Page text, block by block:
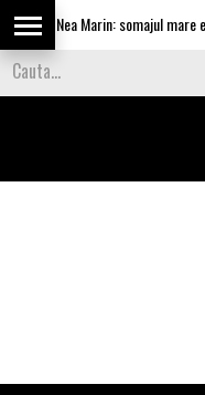
Nea Marin: somajul mare e o